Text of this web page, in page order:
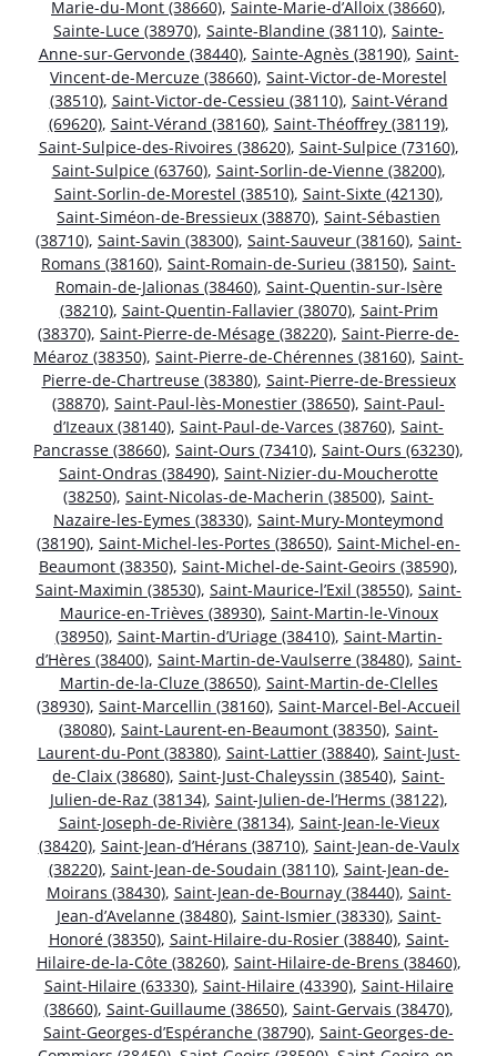
Marie-du-Mont (38660), Sainte-Marie-d’Alloix (38660),
Sainte-Luce (38970), Sainte-Blandine (38110), Sainte-
Anne-sur-Gervonde (38440), Sainte-Agnès (38190), Saint-
Vincent-de-Mercuze (38660), Saint-Victor-de-Morestel
(38510), Saint-Victor-de-Cessieu (38110), Saint-Vérand
(69620), Saint-Vérand (38160), Saint-Théoffrey (38119),
Saint-Sulpice-des-Rivoires (38620), Saint-Sulpice (73160),
Saint-Sulpice (63760), Saint-Sorlin-de-Vienne (38200),
Saint-Sorlin-de-Morestel (38510), Saint-Sixte (42130),
Saint-Siméon-de-Bressieux (38870), Saint-Sébastien
(38710), Saint-Savin (38300), Saint-Sauveur (38160), Saint-
Romans (38160), Saint-Romain-de-Surieu (38150), Saint-
Romain-de-Jalionas (38460), Saint-Quentin-sur-Isère
(38210), Saint-Quentin-Fallavier (38070), Saint-Prim
(38370), Saint-Pierre-de-Mésage (38220), Saint-Pierre-de-
Méaroz (38350), Saint-Pierre-de-Chérennes (38160), Saint-
Pierre-de-Chartreuse (38380), Saint-Pierre-de-Bressieux
(38870), Saint-Paul-lès-Monestier (38650), Saint-Paul-
d’Izeaux (38140), Saint-Paul-de-Varces (38760), Saint-
Pancrasse (38660), Saint-Ours (73410), Saint-Ours (63230),
Saint-Ondras (38490), Saint-Nizier-du-Moucherotte
(38250), Saint-Nicolas-de-Macherin (38500), Saint-
Nazaire-les-Eymes (38330), Saint-Mury-Monteymond
(38190), Saint-Michel-les-Portes (38650), Saint-Michel-en-
Beaumont (38350), Saint-Michel-de-Saint-Geoirs (38590),
Saint-Maximin (38530), Saint-Maurice-l’Exil (38550), Saint-
Maurice-en-Trièves (38930), Saint-Martin-le-Vinoux
(38950), Saint-Martin-d’Uriage (38410), Saint-Martin-
d’Hères (38400), Saint-Martin-de-Vaulserre (38480), Saint-
Martin-de-la-Cluze (38650), Saint-Martin-de-Clelles
(38930), Saint-Marcellin (38160), Saint-Marcel-Bel-Accueil
(38080), Saint-Laurent-en-Beaumont (38350), Saint-
Laurent-du-Pont (38380), Saint-Lattier (38840), Saint-Just-
de-Claix (38680), Saint-Just-Chaleyssin (38540), Saint-
Julien-de-Raz (38134), Saint-Julien-de-l’Herms (38122),
Saint-Joseph-de-Rivière (38134), Saint-Jean-le-Vieux
(38420), Saint-Jean-d’Hérans (38710), Saint-Jean-de-Vaulx
(38220), Saint-Jean-de-Soudain (38110), Saint-Jean-de-
Moirans (38430), Saint-Jean-de-Bournay (38440), Saint-
Jean-d’Avelanne (38480), Saint-Ismier (38330), Saint-
Honoré (38350), Saint-Hilaire-du-Rosier (38840), Saint-
Hilaire-de-la-Côte (38260), Saint-Hilaire-de-Brens (38460),
Saint-Hilaire (63330), Saint-Hilaire (43390), Saint-Hilaire
(38660), Saint-Guillaume (38650), Saint-Gervais (38470),
Saint-Georges-d’Espéranche (38790), Saint-Georges-de-